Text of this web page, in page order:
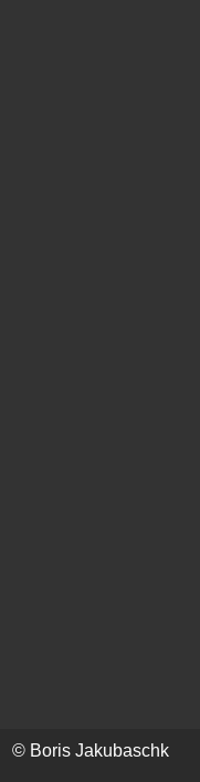
© Boris Jakubaschk